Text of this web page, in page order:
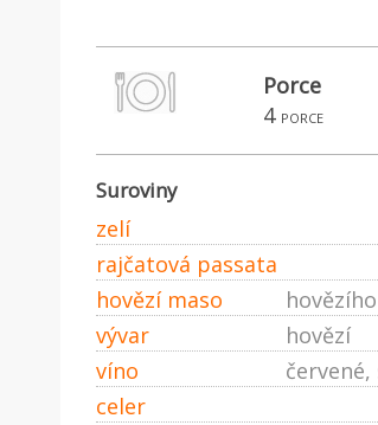
Porce
4 porce
Suroviny
zelí
rajčatová passata
hovězí maso
vývar
hovězí
víno
červené,
celer